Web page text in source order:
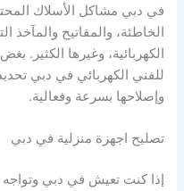
في دبي مشاكل الأسلاك
الخاطئة، والمفاتيح والمآخذ
الكهربائية، وغيرها الكثير.
للفني الكهربائي في دبي
وإصلاحها بسرعة وفعالية.
تصليح اجهزة منزلية في دبي
إذا كنت تعيش في دبي